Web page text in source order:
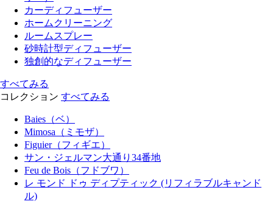
カーディフューザー
ホームクリーニング
ルームスプレー
砂時計型ディフューザー
独創的なディフューザー
すべてみる
コレクション すべてみる
Baies（ベ）
Mimosa（ミモザ）
Figuier（フィギエ）
サン・ジェルマン大通り34番地
Feu de Bois（フドブワ）
レ モンド ドゥ ディプティック (リフィラブルキャンド
ル)